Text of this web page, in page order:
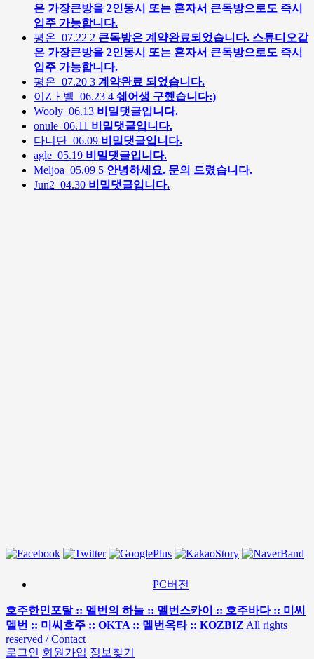
은 가장큰방을 2인동시 또는 혼자서 큰독방으로도 즉시
입주 가능합니다.
평온 07.22 2 큰독방은 계약완료되었습니다. 스튜디오같
은 가장큰방을 2인동시 또는 혼자서 큰독방으로도 즉시
입주 가능합니다.
평온 07.20 3 계약완료 되었습니다.
이Zㅏ벨 06.23 4 쉐어생 구했습니다:)
Wooly 06.13 비밀댓글입니다.
onule 06.11 비밀댓글입니다.
다니단 06.09 비밀댓글입니다.
agle 05.19 비밀댓글입니다.
Meljoa 05.09 5 안녕하세요. 문의 드렸습니다.
Jun2 04.30 비밀댓글입니다.
PC버전
호주한인포탈 :: 멜번의 하늘 :: 멜번스카이 :: 호주바다 :: 미씨
멜번 :: 미씨호주 :: OKTA :: 멜번옥타 :: KOZBIZ All rights
reserved / Contact
로그인 회원가입 정보찾기